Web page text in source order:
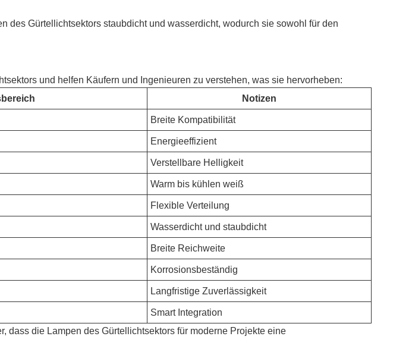
des Gürtellichtsektors staubdicht und wasserdicht, wodurch sie sowohl für den
und helfen Käufern und Ingenieuren zu verstehen, was sie hervorheben:
Notizen
Breite Kompatibilität
Energieeffizient
Verstellbare Helligkeit
Warm bis kühlen weiß
Flexible Verteilung
Wasserdicht und staubdicht
Breite Reichweite
Korrosionsbeständig
Langfristige Zuverlässigkeit
Smart Integration
dass die Lampen des Gürtellichtsektors für moderne Projekte eine